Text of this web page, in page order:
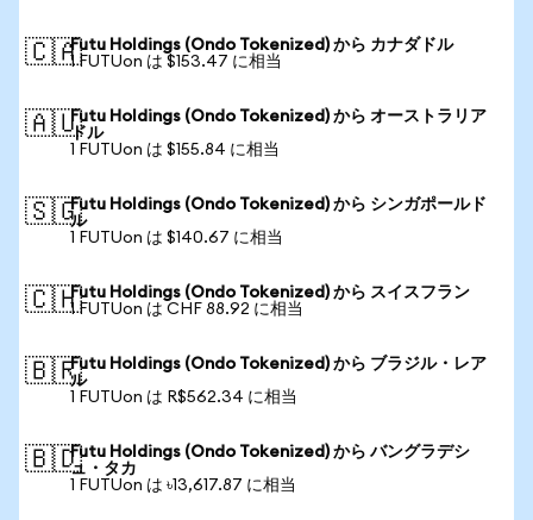
🇨🇦Futu Holdings (Ondo Tokenized) から カナダドル
1 FUTUon は $153.47 に相当
🇦🇺Futu Holdings (Ondo Tokenized) から オーストラリア
ドル
1 FUTUon は $155.84 に相当
🇸🇬Futu Holdings (Ondo Tokenized) から シンガポールド
ル
1 FUTUon は $140.67 に相当
🇨🇭Futu Holdings (Ondo Tokenized) から スイスフラン
1 FUTUon は CHF 88.92 に相当
🇧🇷Futu Holdings (Ondo Tokenized) から ブラジル・レア
ル
1 FUTUon は R$562.34 に相当
🇧🇩Futu Holdings (Ondo Tokenized) から バングラデシ
ュ・タカ
1 FUTUon は ৳13,617.87 に相当